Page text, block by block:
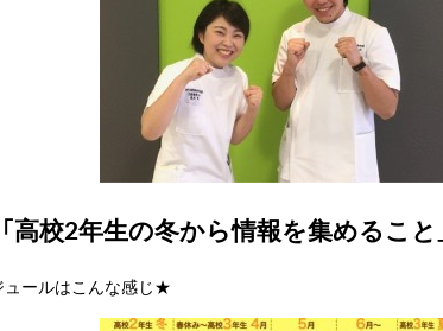
高校2年生の冬から情報を集めること
ュールはこんな感じ★